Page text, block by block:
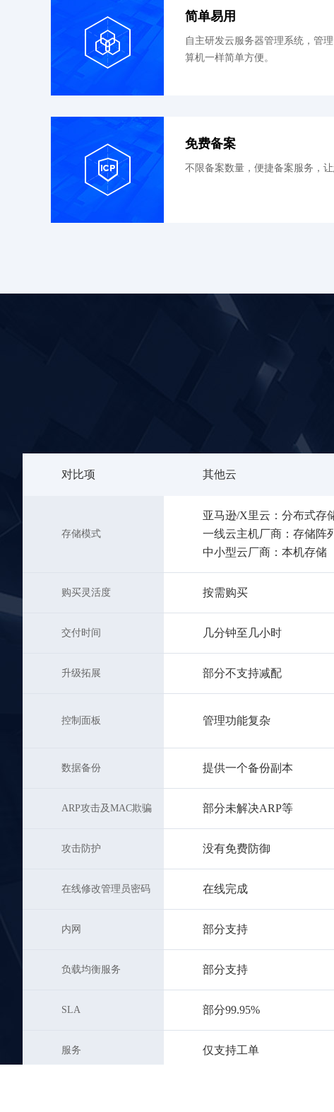
简单易用
自主研发云服务器管理系统，管
算机一样简单方便。
免费备案
不限备案数量，便捷备案服务，让
对比项 其他云
存储模式
亚马逊/X里云：分布式存
一线云主机厂商：存储阵
中小型云厂商：本机存储
购买灵活度 按需购买
交付时间 几分钟至几小时
升级拓展 部分不支持减配
控制面板 管理功能复杂
数据备份 提供一个备份副本
ARP攻击及MAC欺骗 部分未解决ARP等
攻击防护 没有免费防御
在线修改管理员密码 在线完成
内网 部分支持
负载均衡服务 部分支持
SLA 部分99.95%
服务 仅支持工单